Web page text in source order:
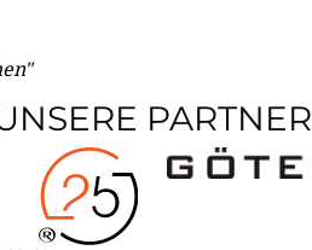
PARTNER